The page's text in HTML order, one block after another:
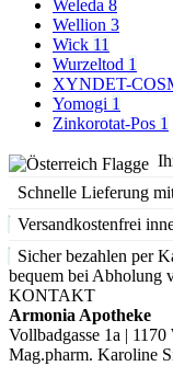
Weleda 8
Wellion 3
Wick 11
Wurzeltod 1
XYNDET-
Yomogi 1
Zinkorotat-Pos 1
Schnelle Lieferung
Versandkostenfrei
Sicher bezahlen per
bequem bei Abholung
KONTAKT
Armonia Apotheke
Vollbadgasse 1a | 1170
Mag.pharm. Karoline